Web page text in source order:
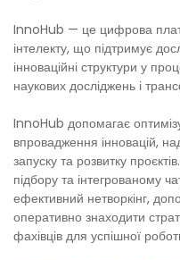
InnoHub — це цифрова
інтелекту, що підтримує
інноваційні структури у
наукових досліджень і
InnoHub допомагає
впровадження інновацій,
запуску та розвитку
підбору та інтегрованому
ефективний нетворкінг,
оперативно знаходити
фахівців для успішної